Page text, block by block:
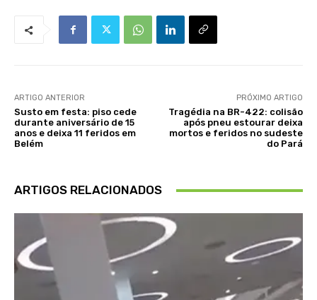
ARTIGO ANTERIOR
Susto em festa: piso cede
durante aniversário de 15
anos e deixa 11 feridos em
Belém
PRÓXIMO ARTIGO
Tragédia na BR-422: colisão
após pneu estourar deixa
mortos e feridos no sudeste
do Pará
ARTIGOS RELACIONADOS